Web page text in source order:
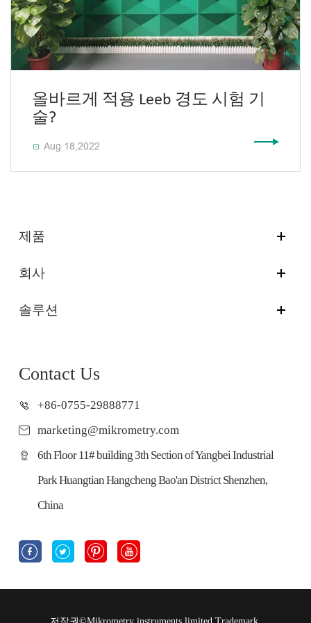
올바르게 적용 Leeb 경도 시험 기
술?
 Aug 18,2022
제품
회사
솔루션
Contact Us
+86-0755-29888771
marketing@mikrometry.com
6th Floor 11# building 3th Section of Yangbei Industrial
Park Huangtian Hangcheng Bao'an District Shenzhen,
China
   